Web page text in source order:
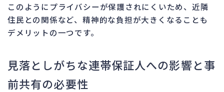
このようにプライバシーが保護されにくいため、近隣
住民との関係など、精神的な負担が大きくなることも
デメリットの一つです。
見落としがちな連帯保証人への影響と事
前共有の必要性